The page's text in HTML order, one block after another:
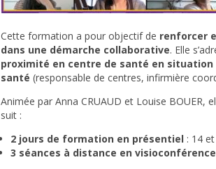
Cette formation a pour objectif de renforcer
dans une démarche collaborative. Elle
proximité en centre de santé en situation
santé (responsable de centres, infirmière
Animée par Anna CRUAUD et Louise BOUER,
suit :
2 jours de formation en présentiel : 14
3 séances à distance en visioconférence